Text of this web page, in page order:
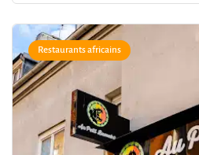
Restaurants africains